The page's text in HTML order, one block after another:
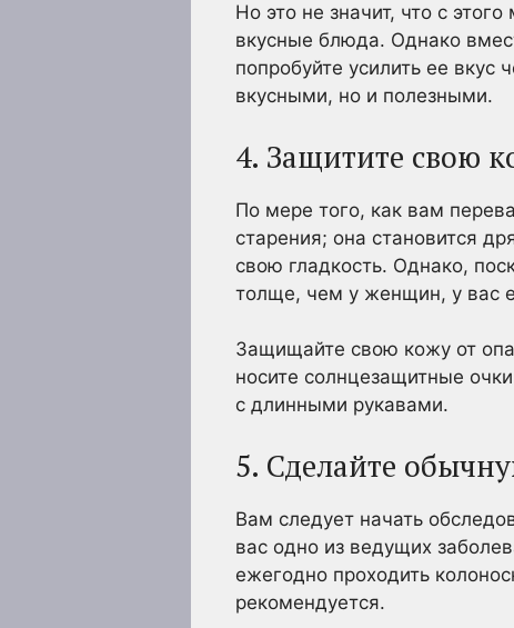
Но это не значит, что с
вкусные блюда. Однако
попробуйте усилить ее
вкусными, но и полезными.
4. Защитите свою
По мере того, как вам
старения; она становится
свою гладкость. Однако,
толще, чем у женщин, у вас
Защищайте свою кожу от
носите солнцезащитные
с длинными рукавами.
5. Сделайте
Вам следует начать
вас одно из ведущих
ежегодно проходить
рекомендуется.